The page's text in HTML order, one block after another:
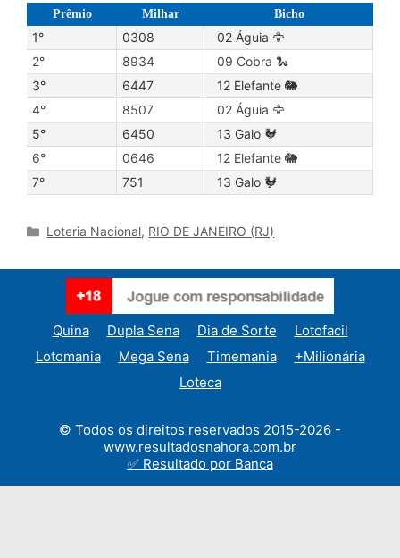
Prêmio Milhar Bicho
1° 0308
02 Águia 🦅
2°
8934
09 Cobra 🐍
3°
6447
12 Elefante 🐘
4°
8507
02 Águia 🦅
5°
6450
13 Galo 🐓
6°
0646
12 Elefante 🐘
7°
751 13 Galo 🐓
Categories
Loteria Nacional, RIO DE JANEIRO (RJ)
Quina Dupla Sena Dia de Sorte
Lotofacil
Lotomania
Mega Sena Timemania
+Milionária
Loteca
© Todos os direitos reservados 2015-2026 -
www.resultadosnahora.com.br
✅ Resultado por Banca